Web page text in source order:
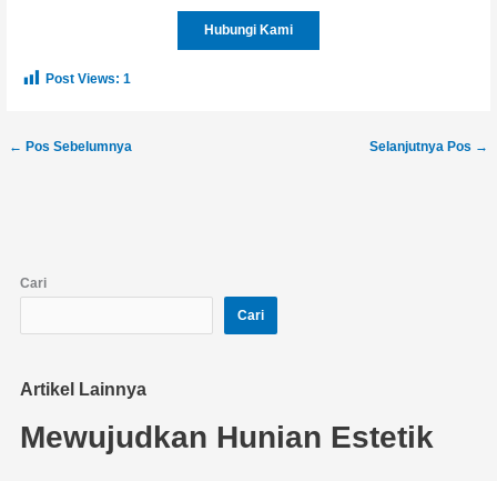
Hubungi Kami
Post Views: 1
← Pos Sebelumnya Selanjutnya Pos →
Cari
Cari
Artikel Lainnya
Mewujudkan Hunian Estetik